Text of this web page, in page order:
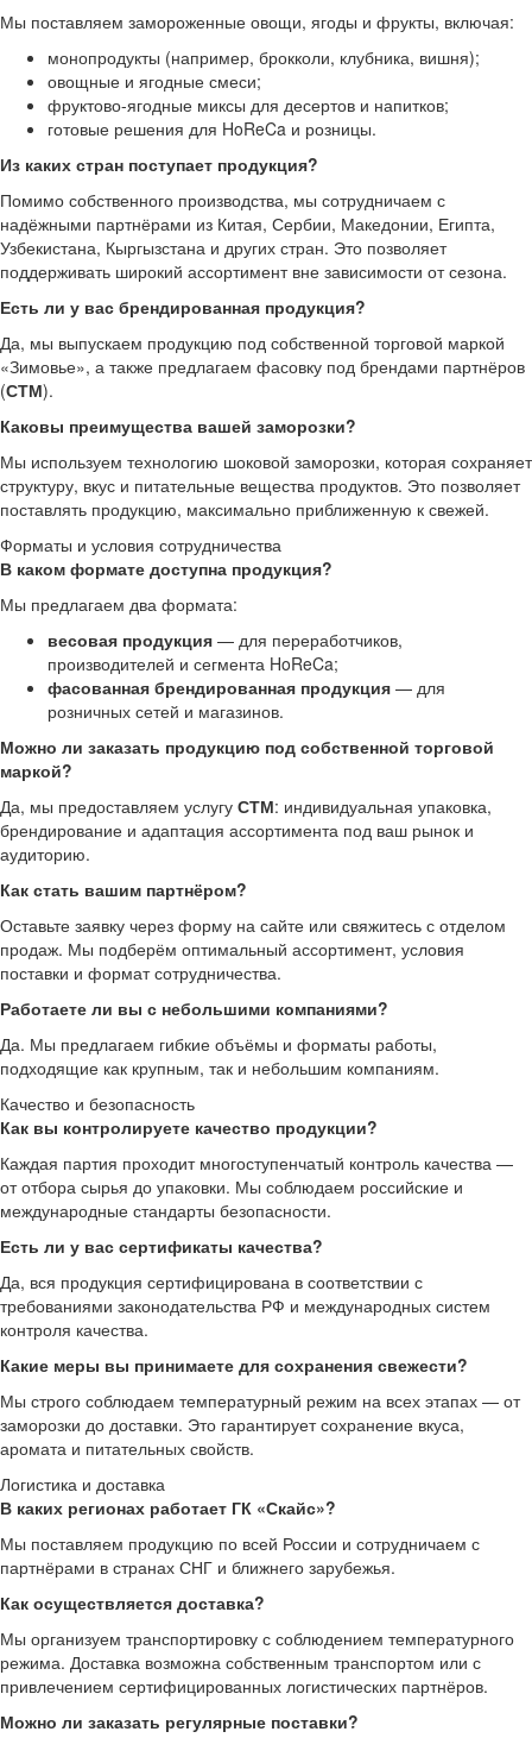
Мы поставляем замороженные овощи, ягоды и фрукты, включая:
монопродукты (например, брокколи, клубника, вишня);
овощные и ягодные смеси;
фруктово-ягодные миксы для десертов и напитков;
готовые решения для HoReCa и розницы.
Из каких стран поступает продукция?
Помимо собственного производства, мы сотрудничаем с
надёжными партнёрами из Китая, Сербии, Македонии, Египта,
Узбекистана, Кыргызстана и других стран. Это позволяет
поддерживать широкий ассортимент вне зависимости от сезона.
Есть ли у вас брендированная продукция?
Да, мы выпускаем продукцию под собственной торговой маркой
«Зимовье», а также предлагаем фасовку под брендами партнёров
(СТМ).
Каковы преимущества вашей заморозки?
Мы используем технологию шоковой заморозки, которая сохраняет
структуру, вкус и питательные вещества продуктов. Это позволяет
поставлять продукцию, максимально приближенную к свежей.
Форматы и условия сотрудничества
В каком формате доступна продукция?
Мы предлагаем два формата:
весовая продукция — для переработчиков,
производителей и сегмента HoReCa;
фасованная брендированная продукция — для
розничных сетей и магазинов.
Можно ли заказать продукцию под собственной торговой
маркой?
Да, мы предоставляем услугу СТМ: индивидуальная упаковка,
брендирование и адаптация ассортимента под ваш рынок и
аудиторию.
Как стать вашим партнёром?
Оставьте заявку через форму на сайте или свяжитесь с отделом
продаж. Мы подберём оптимальный ассортимент, условия
поставки и формат сотрудничества.
Работаете ли вы с небольшими компаниями?
Да. Мы предлагаем гибкие объёмы и форматы работы,
подходящие как крупным, так и небольшим компаниям.
Качество и безопасность
Как вы контролируете качество продукции?
Каждая партия проходит многоступенчатый контроль качества —
от отбора сырья до упаковки. Мы соблюдаем российские и
международные стандарты безопасности.
Есть ли у вас сертификаты качества?
Да, вся продукция сертифицирована в соответствии с
требованиями законодательства РФ и международных систем
контроля качества.
Какие меры вы принимаете для сохранения свежести?
Мы строго соблюдаем температурный режим на всех этапах — от
заморозки до доставки. Это гарантирует сохранение вкуса,
аромата и питательных свойств.
Логистика и доставка
В каких регионах работает ГК «Скайс»?
Мы поставляем продукцию по всей России и сотрудничаем с
партнёрами в странах СНГ и ближнего зарубежья.
Как осуществляется доставка?
Мы организуем транспортировку с соблюдением температурного
режима. Доставка возможна собственным транспортом или с
привлечением сертифицированных логистических партнёров.
Можно ли заказать регулярные поставки?